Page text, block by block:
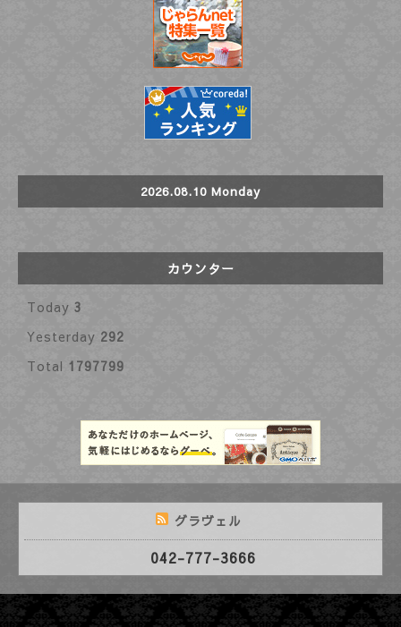
2026.08.10 Monday
カウンター
Today 3
Yesterday 292
Total 1797799
グラヴェル
042-777-3666